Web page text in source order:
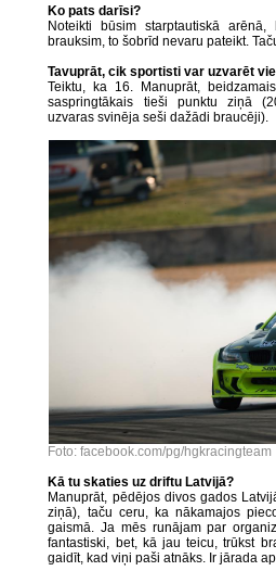
Ko pats darīsi?
Noteikti būsim starptautiskā
brauksim, to šobrīd nevaru pateikt.
Tavuprāt, cik sportisti var uzvarēt
Teiktu, ka 16. Manuprāt,
saspringtākais tieši punktu ziņā
uzvaras svinēja seši dažādi braucēji).
Foto: facebook.com/pg/hgkracingteam
Kā tu skaties uz driftu Latvijā?
Manuprāt, pēdējos divos gados
ziņā), taču ceru, ka nākamajos
gaismā. Ja mēs runājam par
fantastiski, bet, kā jau teicu, trūkst
gaidīt, kad viņi paši atnāks. Ir jārada